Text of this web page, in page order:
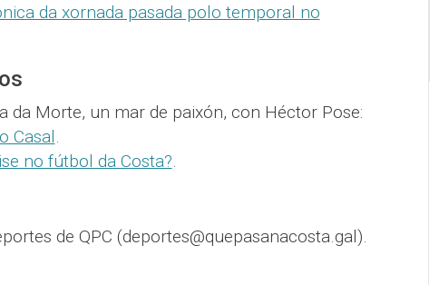
da xornada pasada polo temporal no
da Morte, un mar de paixón, con Héctor Pose:
Casal.
no fútbol da Costa?.
de QPC (deportes@quepasanacosta.gal).